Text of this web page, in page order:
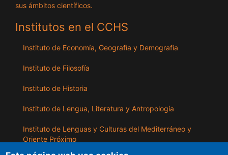
sus ámbitos científicos.
Institutos en el CCHS
Instituto de Economía, Geografía y Demografía
Instituto de Filosofía
Instituto de Historia
Instituto de Lengua, Literatura y Antropología
Instituto de Lenguas y Culturas del Mediterráneo y
Oriente Próximo